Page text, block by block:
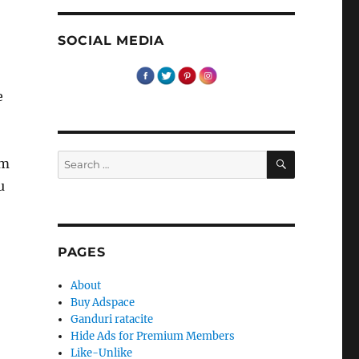
SOCIAL MEDIA
Search
for:
SEARCH
PAGES
About
Buy Adspace
Ganduri ratacite
Hide Ads for Premium Members
Like-Unlike